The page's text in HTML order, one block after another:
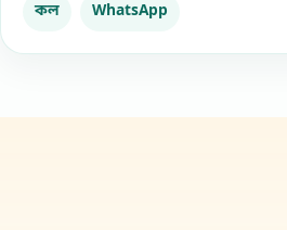
কল WhatsApp